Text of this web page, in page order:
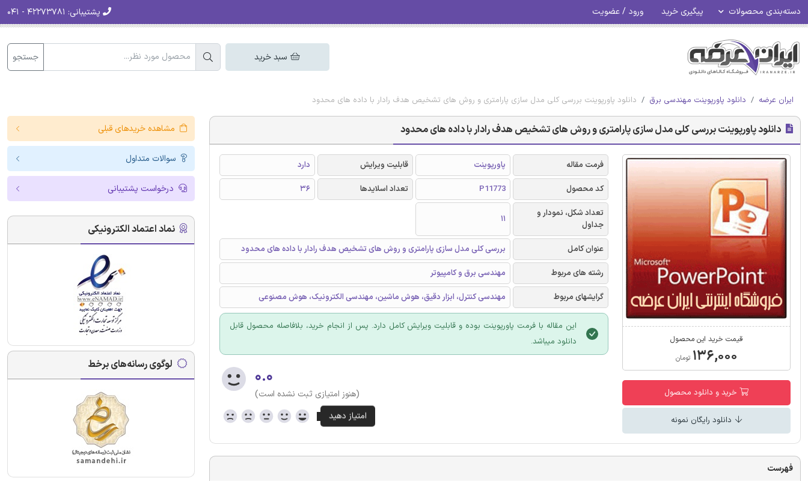
دسته‌بندی محصولات پیگیری خرید ورود / عضویت پشتیبانی:
سبد خرید جستجو
ایران عرضه دانلود پاورپوینت مهندسی برق دانلود پاورپوینت بررسی کلی مدل سازی پارامتری و روش های تشخیص هدف رادار با داده های محدود
دانلود پاورپوینت بررسی کلی مدل سازی پارامتری و روش های تشخیص هدف رادار با داده های محدود
قیمت خرید این محصول
۱۳۶,۰۰۰ تومان
خرید و دانلود محصول
دانلود رایگان نمونه
فرمت مقاله پاورپوینت قابلیت ویرایش
دارد
کد محصول
P11773 تعداد اسلایدها
36
تعداد شکل، نمودار و
جداول
11
عنوان کامل
بررسی کلی مدل سازی پارامتری و روش های تشخیص هدف رادار با داده های محدود
رشته های مربوط
مهندسی برق و کامپیوتر
گرایشهای مربوط
مهندسی کنترل، ابزار دقیق، هوش ماشین، مهندسی الکترونیک، هوش مصنوعی
این مقاله با فرمت پاورپوینت بوده و قابلیت ویرایش کامل دارد. پس از انجام خرید، بلافاصله محصول قابل
دانلود میباشد.
۰.۰
(هنوز امتیازی ثبت نشده است)
فهرست
مشاهده خریدهای قبلی
سوالات متداول
درخواست پشتیبانی
نماد اعتماد الکترونیکی
لوگوی رسانه‌های برخط